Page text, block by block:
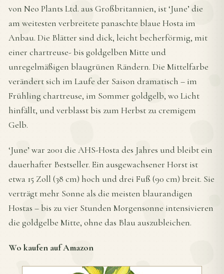
von Neo Plants Ltd. aus Großbritannien, ist ‘June’ die
am weitesten verbreitete panaschte blaue Hosta im
Anbau. Die Blätter sind dick, leicht becherförmig, mit
einer chartreuse- bis goldgelben Mitte und
unregelmäßigen blaugrünen Rändern. Die Mittelfarbe
verändert sich im Laufe der Saison dramatisch – im
Frühling chartreuse, im Sommer goldgelb, wo Licht
hinfällt, und verblasst bis zum Herbst zu cremigem
Gelb.
‘June’ war 2001 die AHS-Hosta des Jahres und bleibt ein
dauerhafter Bestseller. Ein ausgewachsener Horst ist
etwa 15 Zoll (38 cm) hoch und drei Fuß (90 cm) breit. Sie
verträgt mehr Sonne als die meisten blaurandigen
Hostas – bis zu vier Stunden Morgensonne intensivieren
die goldgelbe Mitte, ohne das Blau auszubleichen.
Wo kaufen auf Amazon